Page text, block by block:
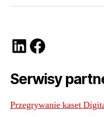
LinkedIn
Facebook
Serwisy
Przegrywanie kaset